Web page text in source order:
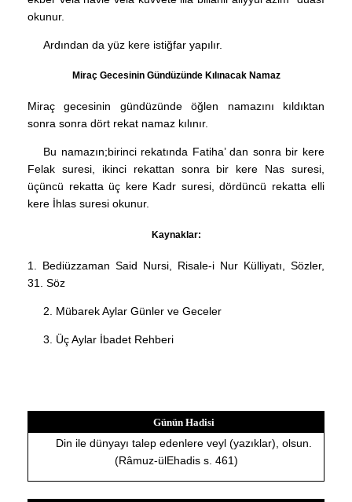
okunur.
Ardından da yüz kere istiğfar yapılır.
Miraç Gecesinin Gündüzünde Kılınacak Namaz
Miraç gecesinin gündüzünde öğlen namazını kıldıktan
sonra sonra dört rekat namaz kılınır.
Bu namazın;birinci rekatında Fatiha’ dan sonra bir kere
Felak suresi, ikinci rekattan sonra bir kere Nas suresi,
üçüncü rekatta üç kere Kadr suresi, dördüncü rekatta elli
kere İhlas suresi okunur.
Kaynaklar:
1. Bediüzzaman Said Nursi, Risale-i Nur Külliyatı, Sözler,
31. Söz
2. Mübarek Aylar Günler ve Geceler
3. Üç Aylar İbadet Rehberi
Günün Hadisi
Din ile dünyayı talep edenlere veyl (yazıklar), olsun.
(Râmuz-ülEhadis s. 461)